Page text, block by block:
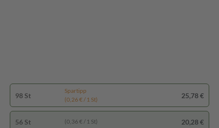
98 St
Spartipp
(0,26 € / 1 St)
25,78 €
56 St (0,36 € / 1 St) 20,28 €